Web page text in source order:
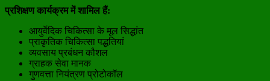
प्रशिक्षण कार्यक्रम में शामिल हैं:
आयुर्वेदिक चिकित्सा के मूल सिद्धांत
प्राकृतिक चिकित्सा पद्धतियां
व्यवसाय प्रबंधन कौशल
ग्राहक सेवा मानक
गुणवत्ता नियंत्रण प्रोटोकॉल